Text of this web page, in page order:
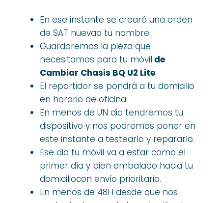
En ese instante se creará una orden
de SAT nuevaa tu nombre.
Guardaremos la pieza que
necesitamos para tu móvil de
Cambiar Chasis BQ U2 Lite.
El repartidor se pondrá a tu domicilio
en horario de oficina.
En menos de UN dia tendremos tu
dispositivo y nos podremos poner en
este instante a testearlo y repararlo.
Ese dia tu móvil va a estar como el
primer día y bien embalado hacia tu
domiciliocon envío prioritario.
En menos de 48H desde que nos